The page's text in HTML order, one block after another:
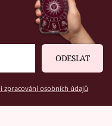
ODESLAT
zpracování osobních údajů